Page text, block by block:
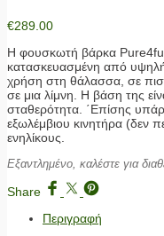
€289.00
Η φουσκωτή βάρκα
κατασκευασμένη από
χρήση στη θάλασσα, σε
σε μια λίμνη. Η βάση της
σταθερότητα. ΄Επίσης
εξωλέμβιου κινητήρα (δεν
ενηλίκους.
Εξαντλημένο, καλέστε για
Share
Περιγραφή